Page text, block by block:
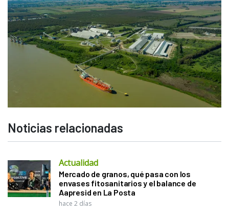
Noticias relacionadas
Actualidad
Mercado de granos, qué pasa con los
envases fitosanitarios y el balance de
Aapresid en La Posta
hace 2 días